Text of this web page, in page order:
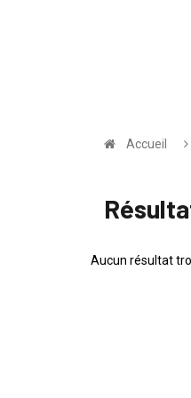
Accueil
Aucun résultat